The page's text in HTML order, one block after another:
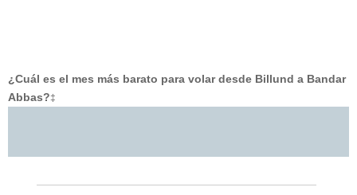
¿Cuál es el mes más barato para volar desde Billund a Bandar
Abbas?‡